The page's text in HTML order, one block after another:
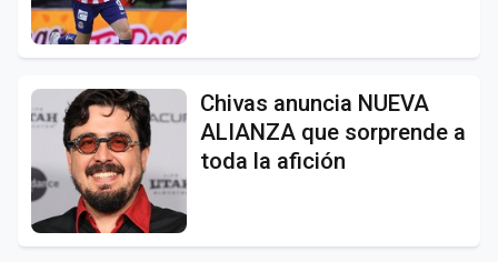
Chivas anuncia NUEVA
ALIANZA que sorprende a
toda la afición